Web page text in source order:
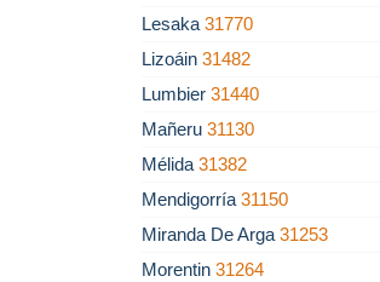
Lesaka 31770
Lizoáin 31482
Lumbier 31440
Mañeru 31130
Mélida 31382
Mendigorría 31150
Miranda De Arga 31253
Morentin 31264